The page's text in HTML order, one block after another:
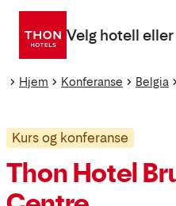
Gå
direkte
Velg hotell
Hjem Konferanse Belgia
Kurs og konferanse
Thon Hotel